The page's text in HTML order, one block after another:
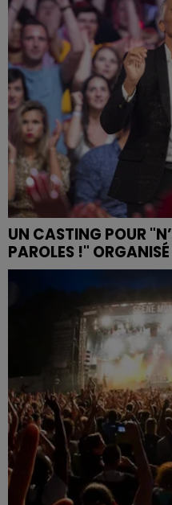
UN CASTING POUR
PAROLES !"